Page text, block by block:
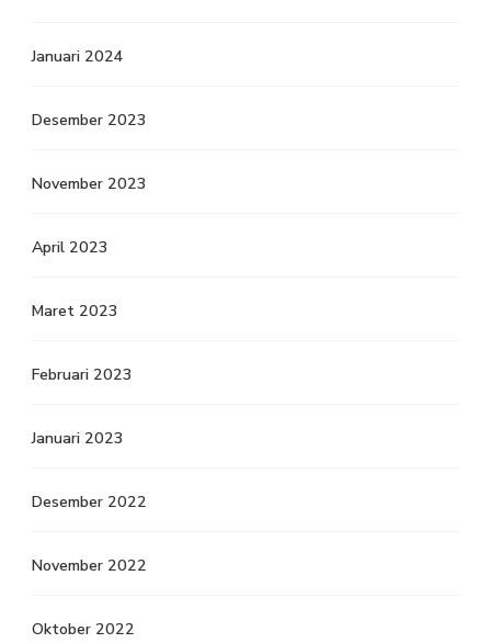
Januari 2024
Desember 2023
November 2023
April 2023
Maret 2023
Februari 2023
Januari 2023
Desember 2022
November 2022
Oktober 2022